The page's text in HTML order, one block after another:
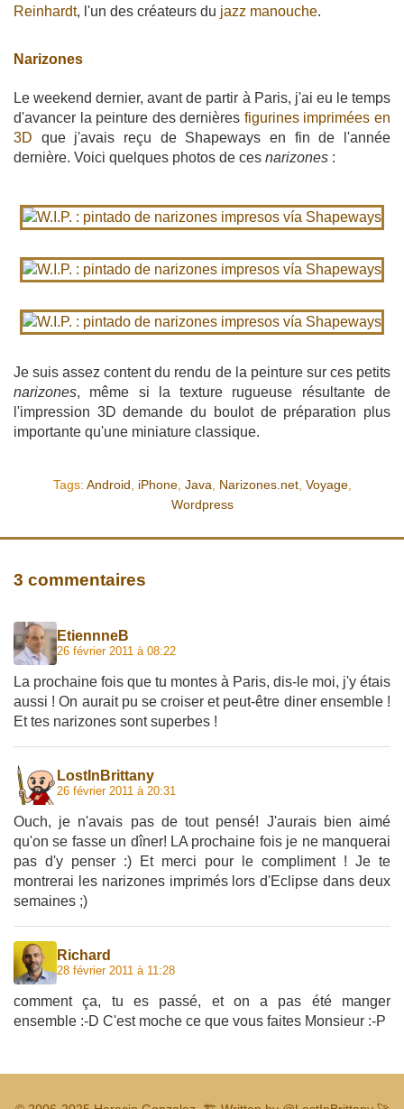
Reinhardt, l'un des créateurs du jazz manouche.
Narizones
Le weekend dernier, avant de partir à Paris, j'ai eu le temps
d'avancer la peinture des dernières figurines imprimées en
3D que j'avais reçu de Shapeways en fin de l'année
dernière. Voici quelques photos de ces narizones :
Je suis assez content du rendu de la peinture sur ces petits
narizones, même si la texture rugueuse résultante de
l'impression 3D demande du boulot de préparation plus
importante qu'une miniature classique.
Tags: Android iPhone, Java Narizones.net, Voyage,
Wordpress
3 commentaires
EtiennneB
26 février 2011 à 08:22
La prochaine fois que tu montes à Paris, dis-le moi, j'y étais
aussi ! On aurait pu se croiser et peut-être diner ensemble !
Et tes narizones sont superbes !
LostInBrittany
26 février 2011 à 20:31
Ouch, je n'avais pas de tout pensé! J'aurais bien aimé
qu'on se fasse un dîner! LA prochaine fois je ne manquerai
pas d'y penser :) Et merci pour le compliment ! Je te
montrerai les narizones imprimés lors d'Eclipse dans deux
semaines ;)
Richard
28 février 2011 à 11:28
comment ça, tu es passé, et on a pas été manger
ensemble :-D C'est moche ce que vous faites Monsieur :-P